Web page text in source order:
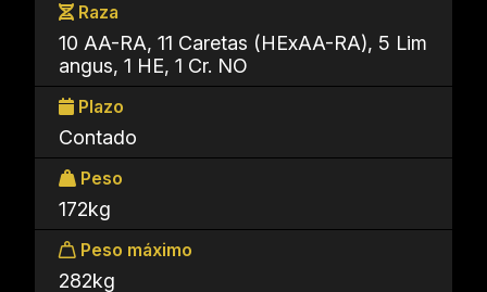
Raza
10 AA-RA, 11 Caretas (HExAA-RA), 5 Lim
angus, 1 HE, 1 Cr. NO
Plazo
Contado
Peso
172kg
Peso máximo
282kg